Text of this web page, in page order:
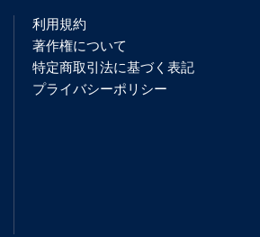
利用規約
著作権について
特定商取引法に基づく表記
プライバシーポリシー